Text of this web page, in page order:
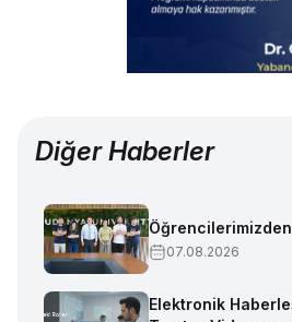
Diğer Haberler
Öğrencilerimizden
07.08.2026
Elektronik